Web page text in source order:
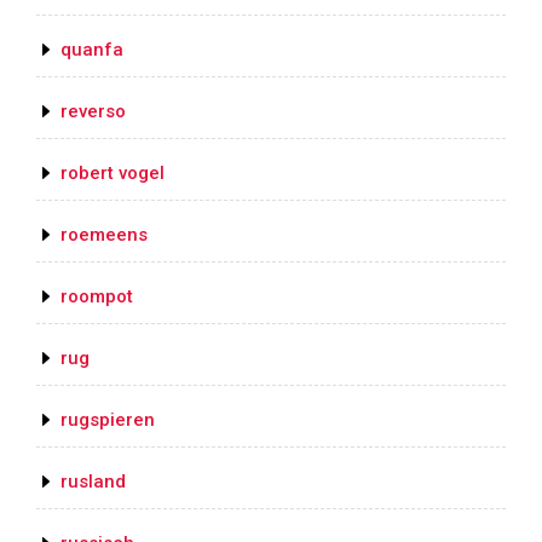
quanfa
reverso
robert vogel
roemeens
roompot
rug
rugspieren
rusland